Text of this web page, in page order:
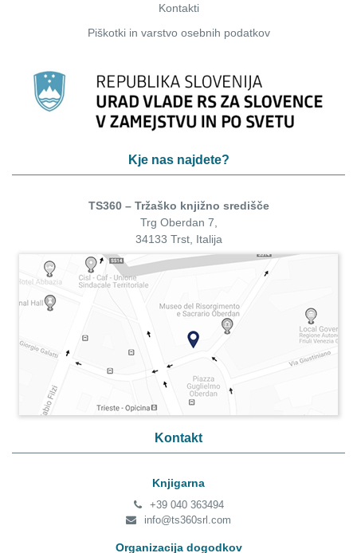
Kontakti
Piškotkiin varstvo osebnih podatkov
Kje nas najdete?
TS360 – Tržaško knjižno središče
Trg Oberdan 7,
34133 Trst, Italija
Kontakt
Knjigarna
+39 040 363494
info@ts360srl.com
Organizacija dogodkov